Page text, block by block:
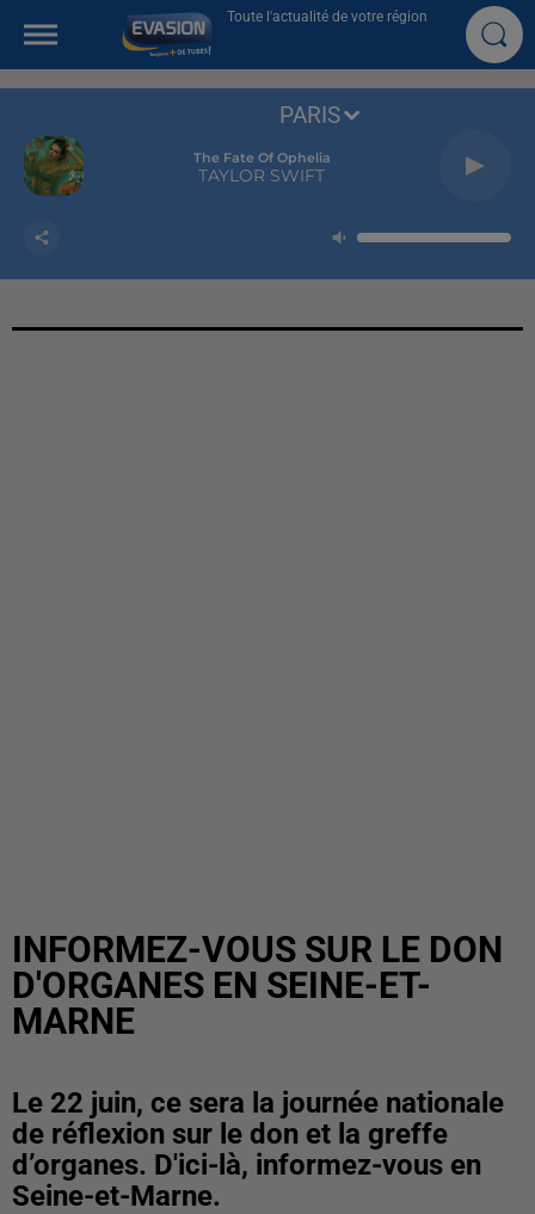
Toute l'actualité de votre région
The Fate Of Ophelia
TAYLOR SWIFT
PARIS
INFORMEZ-VOUS SUR LE DON
D'ORGANES EN SEINE-ET-
MARNE
Le 22 juin, ce sera la journée nationale
de réflexion sur le don et la greffe
d’organes. D'ici-là, informez-vous en
Seine-et-Marne.